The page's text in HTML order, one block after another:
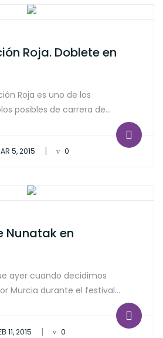
Roja. Doblete en
Roja es uno de los
posibles de carrera de…
5, 2015 | 0
Nunatak en
ayer cuando decidimos
Murcia durante el festival…
11, 2015 | 0